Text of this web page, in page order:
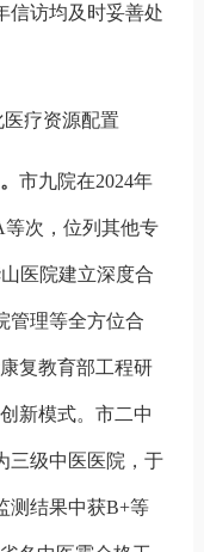
信访均及时妥善处
疗资源配置
市九院在2024年
等次，位列其他专
医院建立深度合
管理等全方位合
复教育部工程研
新模式。市二中
三级中医医院，于
测结果中获B+等